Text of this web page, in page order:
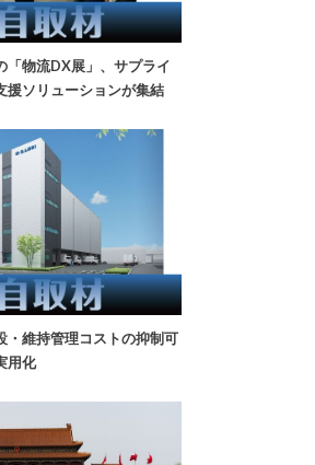
「物流DX展」、サプライ
援ソリューションが集結
・維持管理コストの抑制可
用化